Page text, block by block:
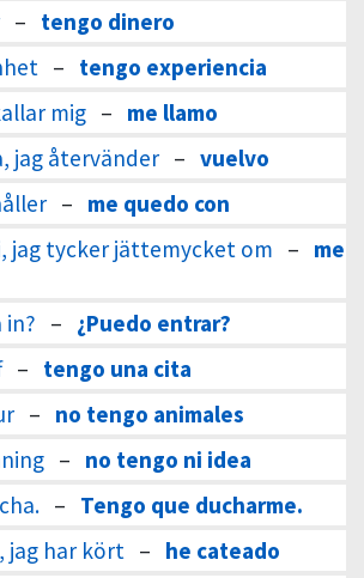
– tengo dinero
– tengo experiencia
mig – me llamo
jag återvänder – vuelvo
– me quedo con
jag tycker jättemycket om – me
in? – ¿Puedo entrar?
– tengo una cita
– no tengo animales
– no tengo ni idea
– Tengo que ducharme.
jag har kört – he cateado